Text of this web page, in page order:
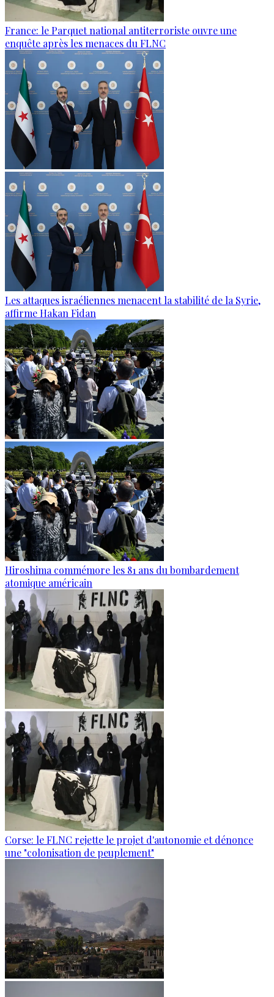
France: le Parquet national antiterroriste ouvre une
enquête après les menaces du FLNC
Les attaques israéliennes menacent la stabilité de la Syrie,
affirme Hakan Fidan
Hiroshima commémore les 81 ans du bombardement
atomique américain
Corse: le FLNC rejette le projet d'autonomie et dénonce
une "colonisation de peuplement"